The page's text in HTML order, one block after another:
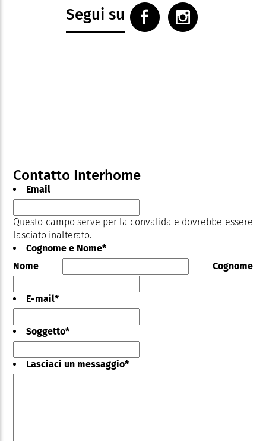
Segui su
Contatto Interhome
Email
Questo campo serve per la convalida e dovrebbe essere
lasciato inalterato.
Cognome e Nome*
Nome
Cognome
E-mail*
Soggetto*
Lasciaci un messaggio*